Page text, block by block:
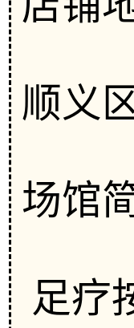
顺义
场馆
足疗